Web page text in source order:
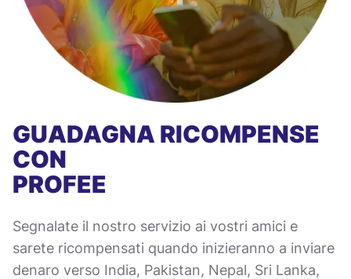
GUADAGNA RICOMPENSE
CON
PROFEE
Segnalate il nostro servizio ai vostri amici e
sarete ricompensati quando inizieranno a inviare
denaro verso India, Pakistan, Nepal, Sri Lanka,